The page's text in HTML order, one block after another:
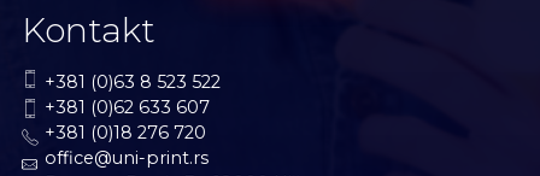
Kontakt
+381 (0)63 8 523 522
+381 (0)62 633 607
+381 (0)18 276 720
office@uni-print.rs